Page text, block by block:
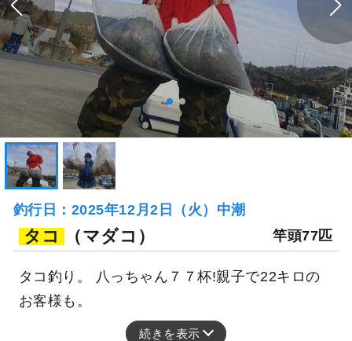
釣行日：2025年12月2日（火）中潮
タコ （マダコ） 竿頭77匹
タコ釣り。 八っちゃん７７杯!親子で22キロの
お客様も。
続きを表示